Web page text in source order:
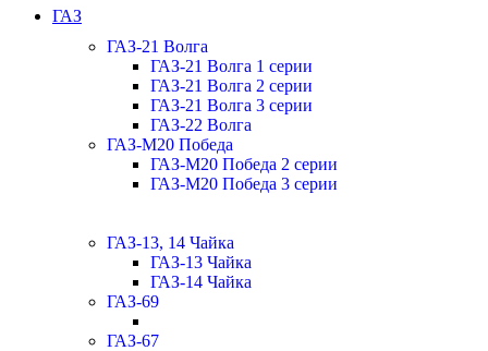
ГАЗ
ГАЗ-21 Волга
ГАЗ-21 Волга 1 серии
ГАЗ-21 Волга 2 серии
ГАЗ-21 Волга 3 серии
ГАЗ-22 Волга
ГАЗ-М20 Победа
ГАЗ-М20 Победа 2 серии
ГАЗ-М20 Победа 3 серии
ГАЗ-13, 14 Чайка
ГАЗ-13 Чайка
ГАЗ-14 Чайка
ГАЗ-69
ГАЗ-67